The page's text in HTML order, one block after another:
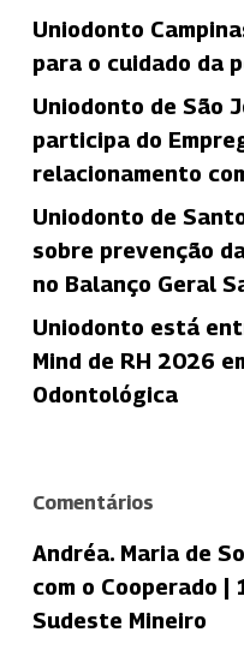
Uniodonto
para o cuidado da
Uniodonto de São
participa do
relacionamento
Uniodonto de
sobre prevenção
no Balanço Geral
Uniodonto está
Mind de RH 2026
Odontológica
Comentários
Andréa. Maria de
com o Cooperado |
Sudeste Mineiro